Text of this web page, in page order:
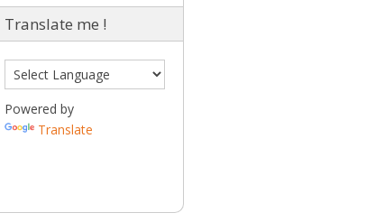
Translate me !
Powered by
Translate